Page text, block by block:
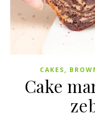
CAKES,
Cake